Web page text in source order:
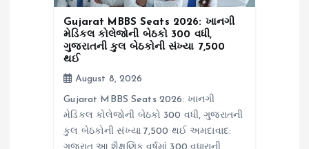
Gujarat MBBS Seats 2026: ખાનગી
મેડિકલ કોલેજોની બેઠકો 300 વધી,
ગુજરાતની કુલ બેઠકોની સંખ્યા 7,500
થઈ
August 8, 2026
Gujarat MBBS Seats 2026: ખાનગી
મેડિકલ કોલેજોની બેઠકો 300 વધી, ગુજરાતની
કુલ બેઠકોની સંખ્યા 7,500 થઈ અમદાવાદ: